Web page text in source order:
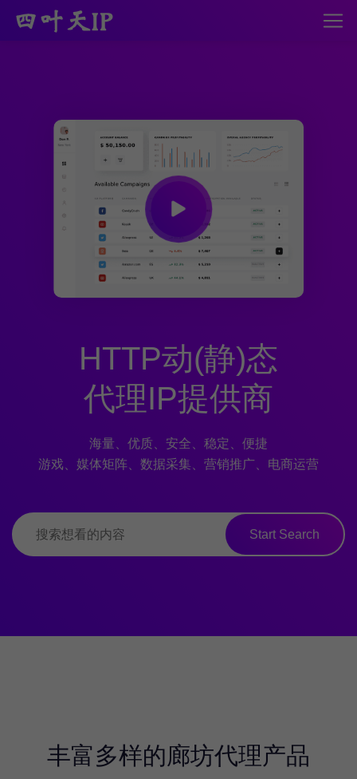
HTTP动(静)态
代理IP提供商
海量、优质、安全、稳定、便捷
游戏、媒体矩阵、数据采集、营销推广、电商运营
Start Search
丰富多样的廊坊代理产品